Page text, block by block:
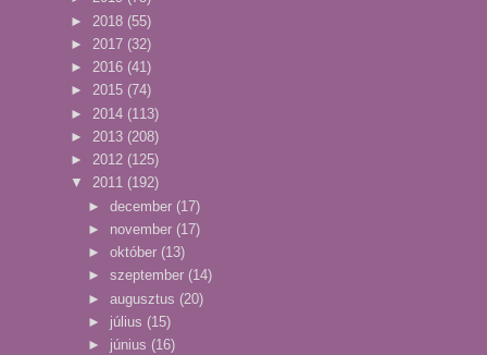
► 2018 (55)
► 2017 (32)
► 2016 (41)
► 2015 (74)
► 2014 (113)
► 2013 (208)
► 2012 (125)
▼ 2011 (192)
► december (17)
► november (17)
► október (13)
► szeptember (14)
► augusztus (20)
► július (15)
► június (16)